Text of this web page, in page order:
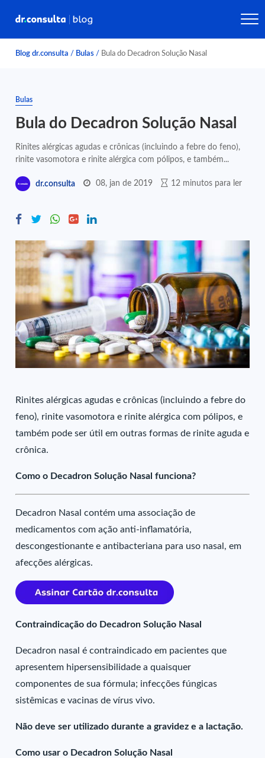
Blog dr.consulta / Bulas / Bula do Decadron Solução Nasal
Bulas
Bula do Decadron Solução Nasal
Rinites alérgicas agudas e crônicas (incluindo a febre do feno),
rinite vasomotora e rinite alérgica com pólipos, e também...
dr.consulta 08, jan de 2019 12 minutos para ler
Rinites alérgicas agudas e crônicas (incluindo a febre do
feno), rinite vasomotora e rinite alérgica com pólipos, e
também pode ser útil em outras formas de rinite aguda e
crônica.
Como o Decadron Solução Nasal funciona?
Decadron Nasal contém uma associação de
medicamentos com ação anti-inflamatória,
descongestionante e antibacteriana para uso nasal, em
afecções alérgicas.
Contraindicação do Decadron Solução Nasal
Decadron nasal é contraindicado em pacientes que
apresentem hipersensibilidade a quaisquer
componentes de sua fórmula; infecções fúngicas
sistêmicas e vacinas de vírus vivo.
Não deve ser utilizado durante a gravidez e a lactação.
Como usar o Decadron Solução Nasal